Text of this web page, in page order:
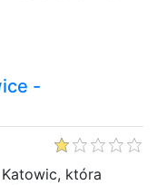
-
która